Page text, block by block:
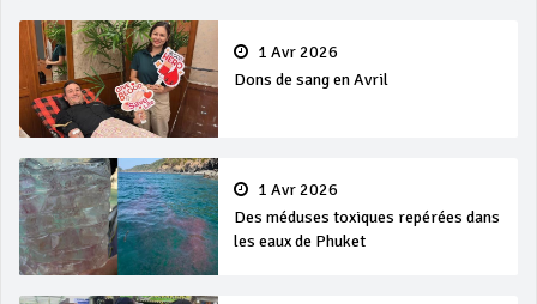
1 Avr 2026
Dons de sang en Avril
1 Avr 2026
Des méduses toxiques repérées dans
les eaux de Phuket